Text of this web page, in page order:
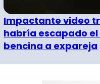
Impactante video
habría escapado
bencina a expareja